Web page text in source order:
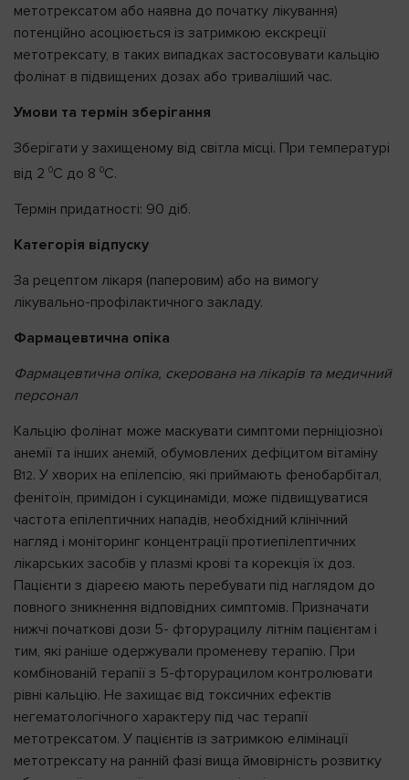
метотрексатом або наявна до початку лікування)
потенційно асоціюється із затримкою екскреції
метотрексату, в таких випадках застосовувати кальцію
фолінат в підвищених дозах або триваліший час.
Умови та термін зберігання
Зберігати у захищеному від світла місці. При температурі
від 2 0С до 8 0С.
Термін придатності: 90 діб.
Категорія відпуску
За рецептом лікаря (паперовим) або на вимогу
лікувально-профілактичного закладу.
Фармацевтична опіка
Фармацевтична опіка, скерована на лікарів та медичний
персонал
Кальцію фолінат може маскувати симптоми перніціозної
анемії та інших анемій, обумовлених дефіцитом вітаміну
В12. У хворих на епілепсію, які приймають фенобарбітал,
фенітоїн, примідон і сукцинаміди, може підвищуватися
частота епілептичних нападів, необхідний клінічний
нагляд і моніторинг концентрації протиепілептичних
лікарських засобів у плазмі крові та корекція їх доз.
Пацієнти з діареєю мають перебувати під наглядом до
повного зникнення відповідних симптомів. Призначати
нижчі початкові дози 5- фторурацилу літнім пацієнтам і
тим, які раніше одержували променеву терапію. При
комбінованій терапії з 5-фторурацилом контролювати
рівні кальцію. Не захищає від токсичних ефектів
негематологічного характеру під час терапії
метотрексатом. У пацієнтів із затримкою елімінації
метотрексату на ранній фазі вища ймовірність розвитку